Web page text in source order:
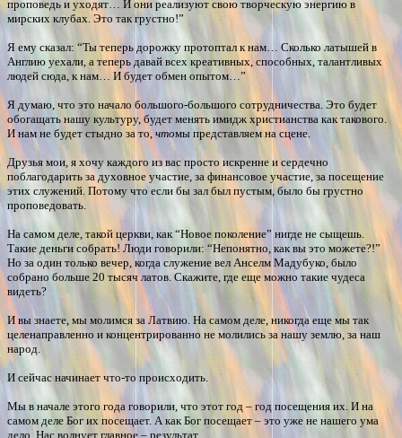
проповедь и уходят… И они реализуют свою творческую энергию в
мирских клубах. Это так грустно!”
Я ему сказал: “Ты теперь дорожку протоптал к нам… Сколько латышей в
Англию уехали, а теперь давай всех креативных, способных, талантливых
людей сюда, к нам… И будет обмен опытом…”
Я думаю, что это начало большого-большого сотрудничества. Это будет
обогащать нашу культуру, будет менять имидж христианства как такового.
И нам не будет стыдно за то,чтомы представляем на сцене.
Друзья мои, я хочу каждого из вас просто искренне и сердечно
поблагодарить за духовное участие, за финансовое участие, за посещение
этих служений. Потому что если бы зал был пустым, было бы грустно
проповедовать.
На самом деле, такой церкви, как “Новое поколение” нигде не сыщешь.
Такие деньги собрать! Люди говорили: “Непонятно, как вы это можете?!”
Но за один только вечер, когда служение вел Анселм Мадубуко, было
собрано больше 20 тысяч латов. Скажите, где еще можно такие чудеса
видеть?
И вы знаете, мы молимся за Латвию. На самом деле, никогда еще мы так
целенаправленно и концентрированно не молились за нашу землю, за наш
народ.
И сейчас начинает что-то происходить.
Мы в начале этого года говорили, что этот год – год посещения их. И на
самом деле Бог их посещает. А как Бог посещает – это уже не нашего ума
дело. Нас волнует главное – результат.